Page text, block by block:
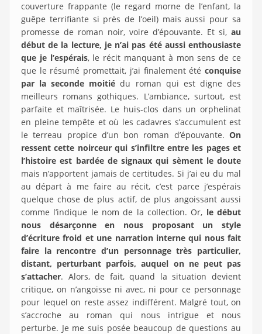
couverture frappante (le regard morne de l’enfant, la
guêpe terrifiante si près de l’oeil) mais aussi pour sa
promesse de roman noir, voire d’épouvante. Et si, au
début de la lecture, je n’ai pas été aussi enthousiaste
que je l’espérais, le récit manquant à mon sens de ce
que le résumé promettait, j’ai finalement été conquise
par la seconde moitiédu roman qui est digne des
meilleurs romans gothiques. L’ambiance, surtout, est
parfaite et maîtrisée. Le huis-clos dans un orphelinat
en pleine tempête et où les cadavres s’accumulent est
le terreau propice d’un bon roman d’épouvante. On
ressent cette noirceur qui s’infiltre entre les pages et
l’histoire est bardée de signaux qui sèment le doute
mais n’apportent jamais de certitudes. Si j’ai eu du mal
au départ à me faire au récit, c’est parce j’espérais
quelque chose de plus actif, de plus angoissant aussi
comme l’indique le nom de la collection. Or, le début
nous désarçonne en nous proposant un style
d’écriture froid et une narration interne qui nous fait
faire la rencontre d’un personnage très particulier,
distant, perturbant parfois, auquel on ne peut pas
s’attacher. Alors, de fait, quand la situation devient
critique, on n’angoisse ni avec, ni pour ce personnage
pour lequel on reste assez indifférent. Malgré tout, on
s’accroche au roman qui nous intrigue et nous
perturbe. Je me suis posée beaucoup de questions au